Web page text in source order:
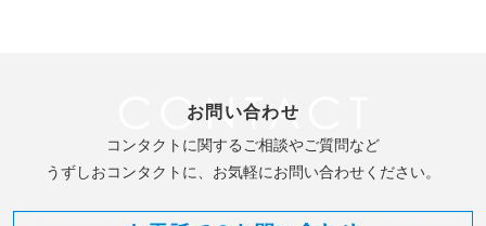
お問い合わせ
コンタクトに関するご相談やご質問など
うずしおコンタクトに、お気軽にお問い合わせください。